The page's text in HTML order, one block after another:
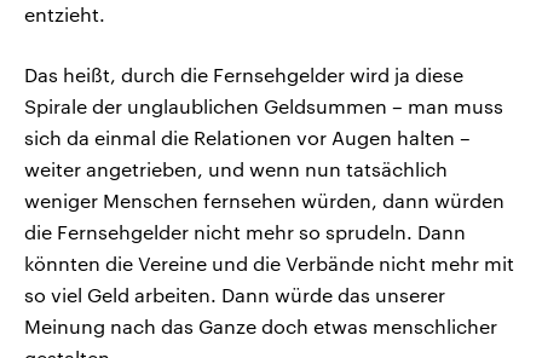
entzieht.
Das heißt, durch die Fernsehgelder wird ja diese
Spirale der unglaublichen Geldsummen – man muss
sich da einmal die Relationen vor Augen halten –
weiter angetrieben, und wenn nun tatsächlich
weniger Menschen fernsehen würden, dann würden
die Fernsehgelder nicht mehr so sprudeln. Dann
könnten die Vereine und die Verbände nicht mehr mit
so viel Geld arbeiten. Dann würde das unserer
Meinung nach das Ganze doch etwas menschlicher